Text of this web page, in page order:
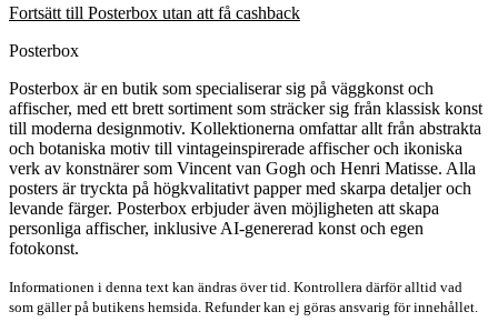
Fortsätt till Posterbox utan att få cashback
Posterbox
​Posterbox är en butik som specialiserar sig på väggkonst och
affischer, med ett brett sortiment som sträcker sig från klassisk konst
till moderna designmotiv. Kollektionerna omfattar allt från abstrakta
och botaniska motiv till vintageinspirerade affischer och ikoniska
verk av konstnärer som Vincent van Gogh och Henri Matisse. ​Alla
posters är tryckta på högkvalitativt papper med skarpa detaljer och
levande färger. Posterbox erbjuder även möjligheten att skapa
personliga affischer, inklusive AI-genererad konst och egen
fotokonst.
Informationen i denna text kan ändras över tid. Kontrollera därför alltid vad
som gäller på butikens hemsida. Refunder kan ej göras ansvarig för innehållet.